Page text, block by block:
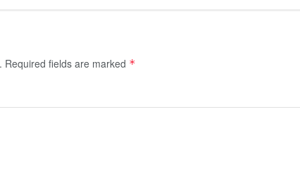
Required fields are marked *